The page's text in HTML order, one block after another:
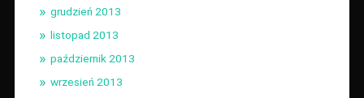
grudzień 2013
listopad 2013
październik 2013
wrzesień 2013